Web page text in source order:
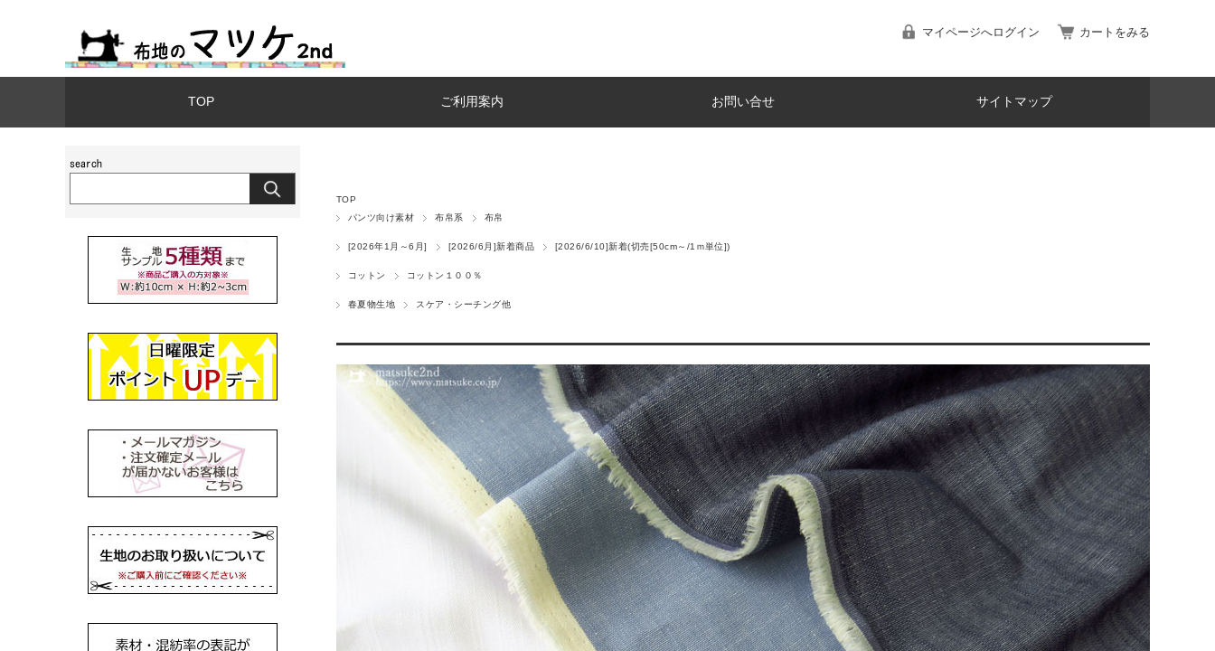
マイページへログイン カートをみる
TOP ご利用案内 お問い合せ サイトマップ
TOP
パンツ向け素材
布帛系 布帛
[2026年1月～6月] [2026/6月]新着商品 [2026/6/10]新着(切売[50cm～/1ｍ単位])
コットン コットン１００％
春夏物生地 スケア・シーチング他